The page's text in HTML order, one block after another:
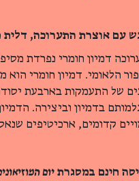
עם אוצרת התערוכה, דלית
דמיון חומרי נפרדת
הלאומי. דמיון חומרי
של התעמקות בארבעת
בדמיון וביצירה.
קדומים, ארכיטיפים
חינם במסגרת יום המוזיאונים